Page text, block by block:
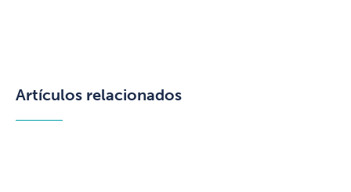
Artículos relacionados